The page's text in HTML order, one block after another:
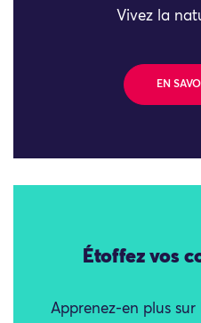
Vivez la
EN
Étoffez vos
Apprenez-en plus sur